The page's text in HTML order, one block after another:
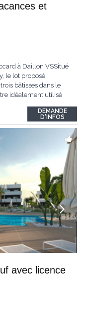
et
à Daillon VSSitué
le lot proposé
bâtisses dans le
idéalement utilisé
est un 2,5 pièces,
DEMANDE
D'INFOS
avec licence